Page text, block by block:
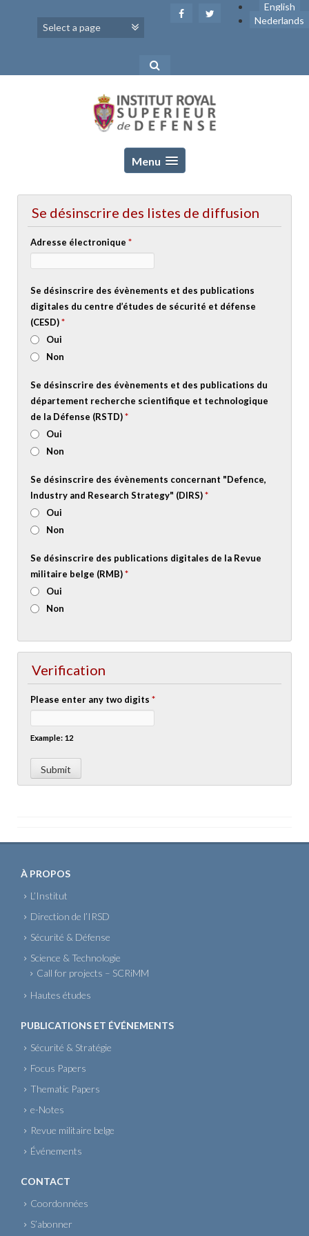
English
Nederlands
Menu
Se désinscrire des listes de diffusion
Adresse électronique *
Se désinscrire des évènements et des publications
digitales du centre d’études de sécurité et défense
(CESD)*
Oui
Non
Se désinscrire des évènements et des publications du
département recherche scientifique et technologique
de la Défense (RSTD)*
Oui
Non
Se désinscrire des évènements concernant "Defence,
Industry and Research Strategy" (DIRS)*
Oui
Non
Se désinscrire des publications digitales de la Revue
militaire belge (RMB)*
Oui
Non
Verification
Please enter any two digits *
Example: 12
À PROPOS
L’Institut
Direction de l’IRSD
Sécurité & Défense
Science & Technologie
Call for projects – SCRiMM
Hautes études
PUBLICATIONS ET ÉVÉNEMENTS
Sécurité & Stratégie
Focus Papers
Thematic Papers
e-Notes
Revue militaire belge
Événements
CONTACT
Coordonnées
S’abonner